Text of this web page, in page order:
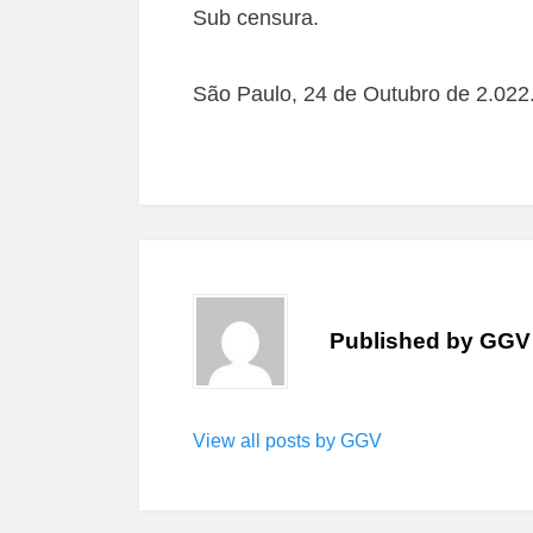
Sub censura.
São Paulo, 24 de Outubro de
Published by GGV
View all posts by GGV